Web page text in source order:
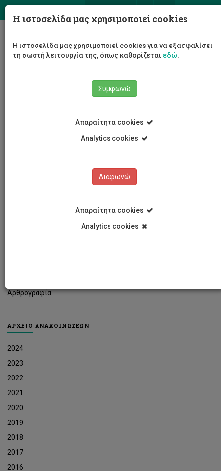
Αρθρογραφία
ΑΡΧΕΙΟ ΑΝΑΚΟΙΝΩΣΕΩΝ
2024
2023
2022
2021
2020
2019
2018
2017
2016
Η ιστοσελίδα μας χρησιμοποιεί cookies
Η ιστοσελίδα μας χρησιμοποιεί cookies για να εξασφαλίσει
τη σωστή λειτουργία της, όπως καθορίζεται εδώ.
Συμφωνώ
Απαραίτητα cookies
Analytics cookies
Διαφωνώ
Απαραίτητα cookies
Analytics cookies